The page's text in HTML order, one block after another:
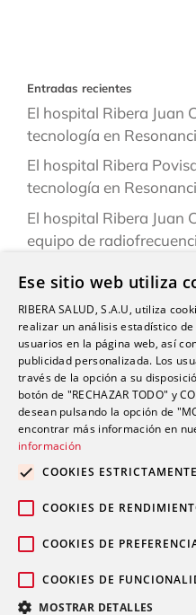
Entradas recientes
El hospital Ribera Juan
tecnología en
El hospital Ribera
tecnología en
El hospital Ribera Juan
equipo de
El Hospital Universitario
liderazgo tecnológico
robot quirúrgico Da
Cirujanos del Hospital
testean un robot
telecirugía
Ese sitio web utiliza
RIBERA SALUD, S.A.U, utiliza
realizar un análisis estadístico
usuarios en la página web, así
publicidad personalizada. Los
través de la opción a su
botón de "RECHAZAR TODO" y
desean pulsando la opción de
encontrar más información en
información
COOKIES
COOKIES DE
COOKIES DE
COOKIES DE
MOSTRAR DETALLES